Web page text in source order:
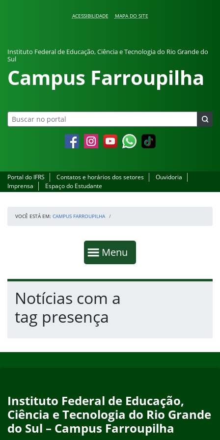
ACESSIBILIDADE MAPA DO SITE
Instituto Federal de Educação, Ciência e Tecnologia do Rio Grande do
Sul
Campus Farroupilha
FacebookInstagramYouTubeWhatsapp
Portal do IFRS Contatos e horários dos setores
Ouvidoria
Imprensa
Espaço do Estudante
VOCÊ ESTÁ EM: CAMPUS FARROUPILHA
Mostrar
Menu
Fim da navegação
Início do conteúdo
Notícias com a
tag presença
Instituto Federal de Educação,
Ciência e Tecnologia do Rio Grande
do Sul – Campus Farroupilha